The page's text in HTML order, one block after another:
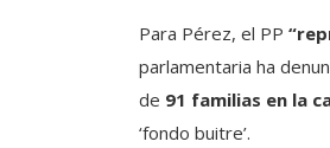
Para Pérez, el PP
parlamentaria ha
de 91 familias en la
‘fondo buitre’.